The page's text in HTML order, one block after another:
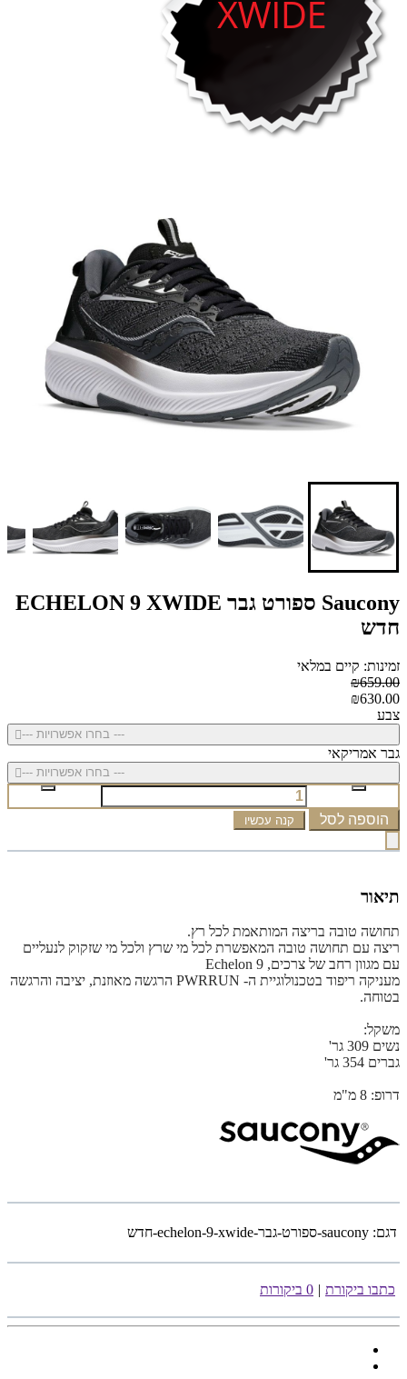
Saucony ספורט גבר ECHELON 9 XWIDE
חדש
זמינות: קיים במלאי
₪659.00
₪630.00
צבע
--- בחרו אפשרויות ---
גבר אמריקאי
--- בחרו אפשרויות ---
הוספה לסל קנה עכשיו
תיאור
תחושה טובה בריצה המותאמת לכל רץ.
ריצה עם תחושה טובה המאפשרת לכל מי שרץ ולכל מי שזקוק לנעליים
עם מגוון רחב של צרכים, Echelon 9
מעניקה ריפוד בטכנולוגיית ה- PWRRUN הרגשה מאוזנת, יציבה והרגשה
בטוחה.
משקל:
נשים 309 גר'
גברים 354 גר'
דרופ: 8 מ"מ
דגם: saucony-ספורט-גבר-echelon-9-xwide-חדש
כתבו ביקורת | 0 ביקורות